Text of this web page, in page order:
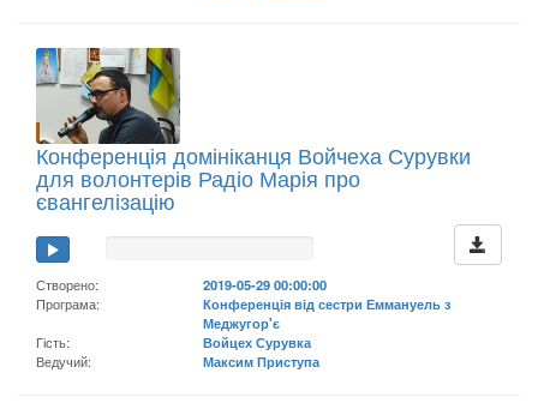
Конференція домініканця Войчеха Сурувки
для волонтерів Радіо Марія про
євангелізацію
Створено:
2019-05-29 00:00:00
Програма:
Конференція від сестри Еммануель з
Меджугор'є
Гість:
Войцех Сурувка
Ведучий:
Максим Приступа